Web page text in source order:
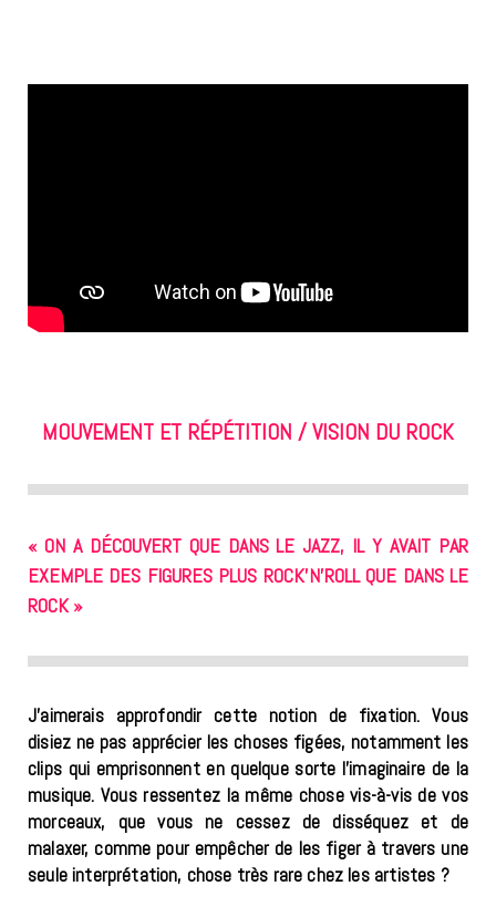
MOUVEMENT ET RÉPÉTITION / VISION DU ROCK
« ON A DÉCOUVERT QUE DANS LE JAZZ, IL Y AVAIT PAR
EXEMPLE DES FIGURES PLUS ROCK’N’ROLL QUE DANS LE
ROCK »
J’aimerais approfondir cette notion de fixation. Vous
disiez ne pas apprécier les choses figées, notamment les
clips qui emprisonnent en quelque sorte l’imaginaire de la
musique. Vous ressentez la même chose vis-à-vis de vos
morceaux, que vous ne cessez de disséquez et de
malaxer, comme pour empêcher de les figer à travers une
seule interprétation, chose très rare chez les artistes ?